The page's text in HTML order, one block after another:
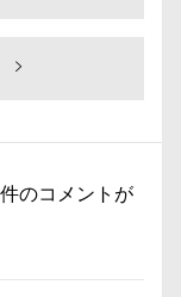
のコメントが